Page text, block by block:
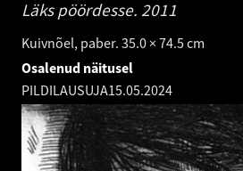
Läks pöördesse. 2011
Kuivnõel, paber. 35.0 × 74.5 cm
Osalenud näitusel
PILDILAUSUJA15.05.2024